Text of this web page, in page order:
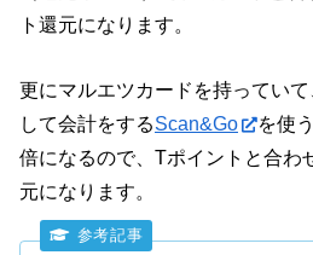
ト還元になります。
更にマルエツカードを持ってい
して会計をするScan&Go
を使
倍になるので、Tポイントと合わ
元になります。